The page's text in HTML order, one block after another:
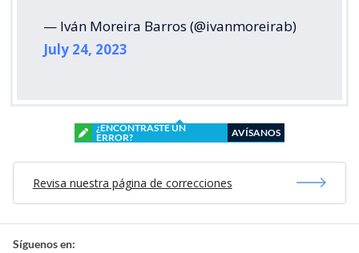
— Iván Moreira Barros (@ivanmoreirab)
July 24, 2023
¿ENCONTRASTE UN
ERROR?
AVÍSANOS
Revisa nuestra página de correcciones
Síguenos en: